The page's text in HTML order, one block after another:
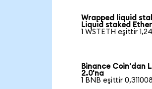
Wrapped liquid
Liquid staked
1 WSTETH eşittir
Binance Coin'dan
2.0'na
1 BNB eşittir